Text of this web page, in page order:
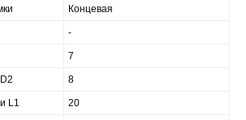
Концевая
-
7
8
L1 20